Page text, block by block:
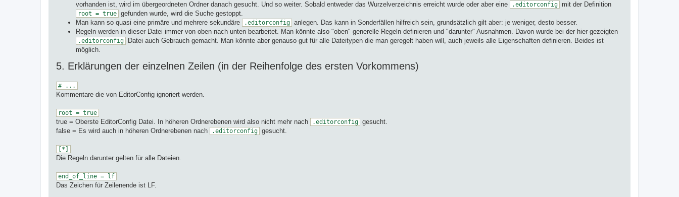
vorhanden ist, wird im übergeordneten Ordner danach gesucht. Und so weiter. Sobald entweder das Wurzelverzeichnis erreicht wurde oder aber eine
.editorconfig mit der Definition
root = true gefunden wurde, wird die Suche gestoppt.
Man kann so quasi eine primäre und mehrere sekundäre
.editorconfig anlegen. Das kann in Sonderfällen hilfreich sein, grundsätzlich gilt aber: je weniger, desto besser.
Regeln werden in dieser Datei immer von oben nach unten bearbeitet. Man könnte also "oben" generelle Regeln definieren und "darunter" Ausnahmen. Davon wurde bei der hier gezeigten
.editorconfig
Datei auch Gebrauch gemacht. Man könnte aber genauso gut für alle Dateitypen die man geregelt haben will, auch jeweils alle Eigenschaften definieren. Beides ist
möglich.
5. Erklärungen der einzelnen Zeilen (in der Reihenfolge des ersten Vorkommens)
# ...
Kommentare die von EditorConfig ignoriert werden.
root = true
true = Oberste EditorConfig Datei. In höheren Ordnerebenen wird also nicht mehr nach .editorconfig gesucht.
false = Es wird auch in höheren Ordnerebenen nach
.editorconfig gesucht.
[*]
Die Regeln darunter gelten für alle Dateien.
end_of_line = lf
Das Zeichen für Zeilenende ist LF.